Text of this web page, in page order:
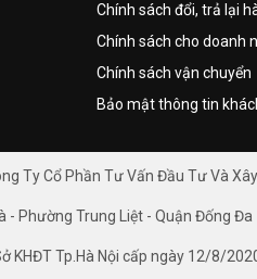
Chính sách đổi, trả lại
Chính sách cho doanh
Chính sách vận chuyển
Bảo mật thông tin
Ty Cổ Phần Tư Vấn Đầu Tư Và
- Phường Trung Liệt - Quận Đống Đa
KHĐT Tp.Hà Nội cấp ngày 12/8/